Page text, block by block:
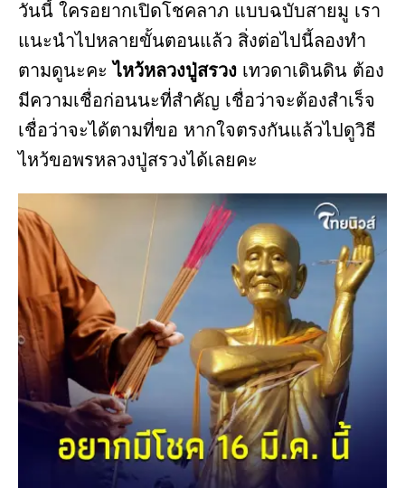
วันนี้ ใครอยากเปิดโชคลาภ แบบฉบับสายมู เรา
แนะนำไปหลายขั้นตอนแล้ว สิ่งต่อไปนี้ลองทำ
ตามดูนะคะไหว้หลวงปู่สรวง เทวดาเดินดิน ต้อง
มีความเชื่อก่อนนะที่สำคัญ เชื่อว่าจะต้องสำเร็จ
เชื่อว่าจะได้ตามที่ขอ หากใจตรงกันแล้วไปดูวิธี
ไหว้ขอพรหลวงปู่สรวงได้เลยคะ